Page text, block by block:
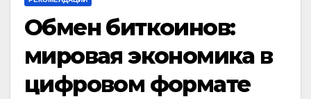
Обмен биткоинов:
мировая экономика в
цифровом формате